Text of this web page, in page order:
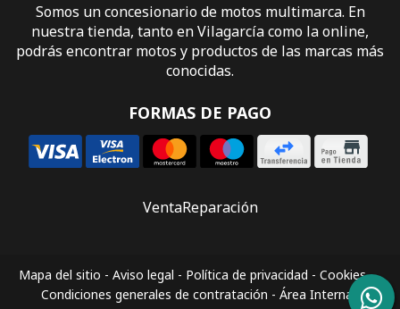
Somos un concesionario de motos multimarca. En
nuestra tienda, tanto en Vilagarcía como la online,
podrás encontrar motos y productos de las marcas más
conocidas.
FORMAS DE PAGO
VentaReparación
Mapa del sitio - Aviso legal - Política de privacidad - Cookies-
Condiciones generales de contratación - Área Interna